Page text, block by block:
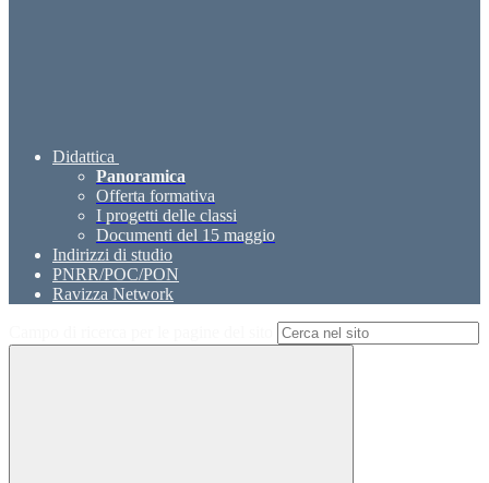
Didattica
Panoramica
Offerta formativa
I progetti delle classi
Documenti del 15 maggio
Indirizzi di studio
PNRR/POC/PON
Ravizza Network